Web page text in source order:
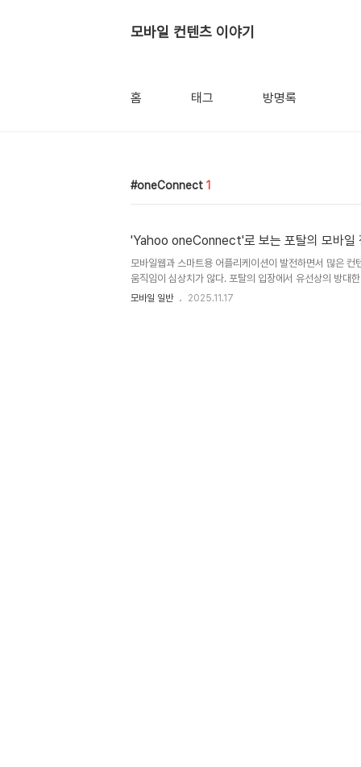
모바일 컨텐츠 이야기
홈 태그 방명록
oneConnect 1
'Yahoo oneConnect'로 보는 포탈의 모바일
모바일웹과 스마트용 어플리케이션이 발전하면서 많은 컨
움직임이 심상치가 않다. 포탈의 입장에서 유선상의 방대
략은 매우 신중하게 생각해야 한다. 모바일 브라우저에 최
션으로 만들어야 한다. 사업전략에 따라 '선택과 집중'이 강
모바일 일반 2025.11.17